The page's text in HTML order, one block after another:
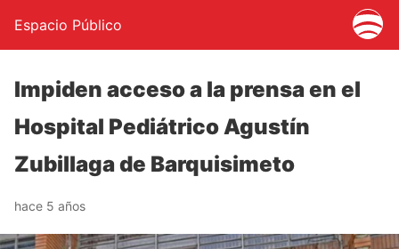
Espacio Público
Impiden acceso a la prensa en el
Hospital Pediátrico Agustín
Zubillaga de Barquisimeto
hace 5 años